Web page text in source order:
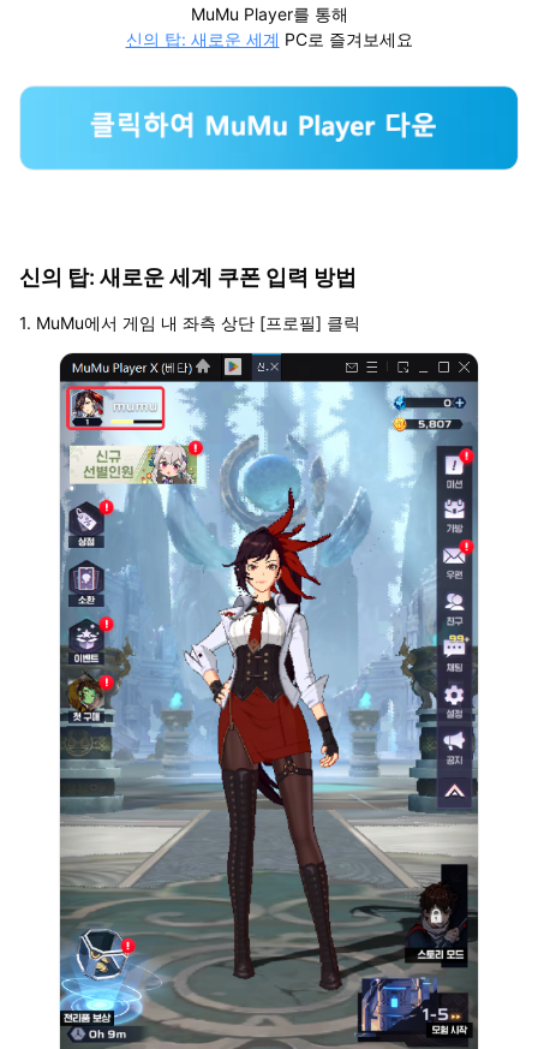
MuMu Player를 통해
신의 탑: 새로운 세계 PC로 즐겨보세요
신의 탑: 새로운 세계 쿠폰 입력 방법
1. MuMu에서 게임 내 좌측 상단 [프로필] 클릭